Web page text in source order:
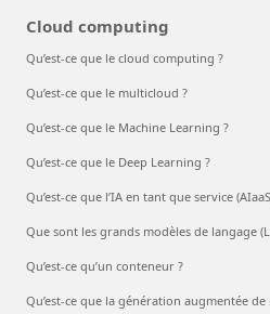
Cloud computing
Qu’est-ce que le cloud computing ?
Qu’est-ce que le multicloud ?
Qu’est-ce que le Machine Learning ?
Qu’est-ce que le Deep Learning ?
Qu’est-ce que l’IA en tant que service
Que sont les grands modèles de langage
Qu’est-ce qu’un conteneur ?
Qu’est-ce que la génération augmentée de